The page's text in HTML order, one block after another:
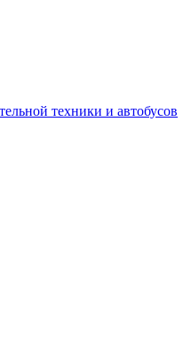
техники и автобусов